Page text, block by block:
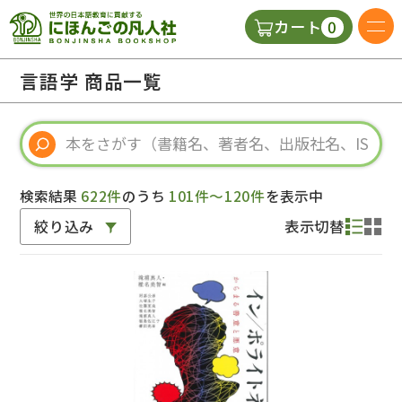
カート 0
視聴覚・補助教材
教師用参考書
言語学 商品一覧
検索結果 622件のうち 101件～120件を表示中
絞り込み 表示切替